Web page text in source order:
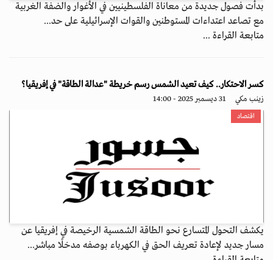
بدأت فصول جديدة من معاناة الفلسطينيين في الأغوار والضفة الغربية
مع تصاعد اعتداءات المستوطنين والقوات الإسرائيلية على حد...
متابعة القراءة ...
كسر الاحتكار.. كيف تعيد الشمس رسم خريطة "عدالة الطاقة" في إفريقيا؟
زينب مكي 31 ديسمبر 2025 - 14:00
اقتصاد
يكشف التحول المتسارع نحو الطاقة الشمسية الرخيصة في إفريقيا عن
مسار جديد لإعادة تعريف الحق في الكهرباء بوصفه مدخلًا مباشر...